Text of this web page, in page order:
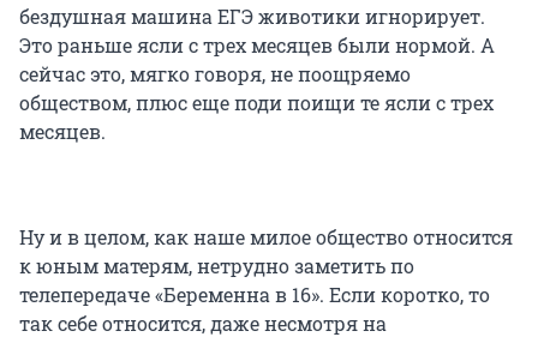
бездушная машина ЕГЭ животики игнорирует.
Это раньше ясли с трех месяцев были нормой. А
сейчас это, мягко говоря, не поощряемо
обществом, плюс еще поди поищи те ясли с трех
месяцев.
Ну и в целом, как наше милое общество относится
к юным матерям, нетрудно заметить по
телепередаче «Беременна в 16». Если коротко, то
так себе относится, даже несмотря на